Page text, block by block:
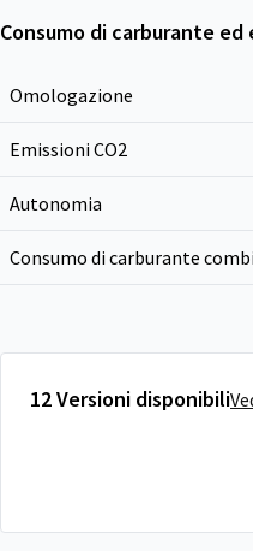
Consumo di carburante ed
Omologazione
Emissioni CO2
Autonomia
Consumo di carburante
12 Versioni disponibili